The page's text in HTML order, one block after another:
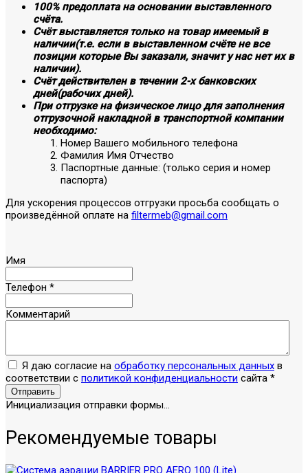
100% предоплата на основании выставленного
счёта.
Счёт выставляется только на товар имеемый в
наличии(т.е. если в выставленном счёте не все
позиции которые Вы заказали, значит у нас нет их в
наличии).
Счёт действителен в течении 2-х банковских
дней(рабочих дней).
При отгрузке на физическое лицо для заполнения
отгрузочной накладной в транспортной компании
необходимо:
Номер Вашего мобильного телефона
Фамилия Имя Отчество
Паспортные данные: (только серия и номер
паспорта)
Для ускорения процессов отгрузки просьба сообщать о
произведённой оплате на filtermeb@gmail.com
Имя
Телефон *
Комментарий
Я даю согласие на обработку персональных данных в
соответствии с политикой конфиденциальности сайта *
Отправить
Инициализация отправки формы...
Рекомендуемые товары